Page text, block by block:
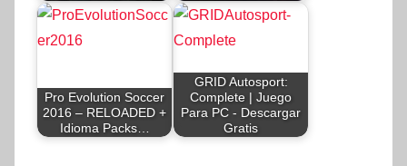
Pro Evolution Soccer
2016 – RELOADED +
Idioma Packs…
GRID Autosport:
Complete | Juego
Para PC - Descargar
Gratis